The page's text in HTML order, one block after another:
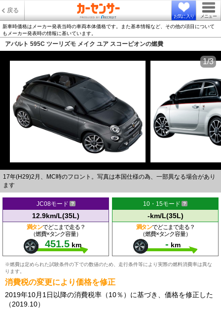
戻る
お気に入り メニュー
新車時価格はメーカー発表当時の車両本体価格です。また基本情報など、その他の項目について
もメーカー発表時の情報に基いています。
アバルト 595C ツーリズモ メイク ユア スコーピオンの燃費
17年(H29)2月、MC時のフロント。写真は本国仕様の為、一部異なる場合があり
ます
1/3
JC08モード
12.9km/L(35L)
満タンでどこまで走る？
（燃費×タンク容量）
451.5 km
10・15モード
-km/L(35L)
満タンでどこまで走る？
（燃費×タンク容量）
- km
※燃費は定められた試験条件の下での数値のため、走行条件等により実際の燃料消費率は異な
ります。
消費税の変更により価格を修正
2019年10月1日以降の消費税率（10％）に基づき、価格を修正した
（2019.10）